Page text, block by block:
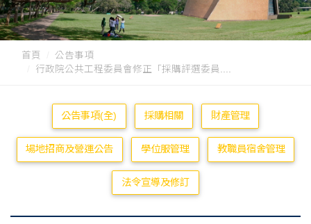
首頁
公告事項
行政院公共工程委員會修正「採購評選委員....
公告事項(全) 採購相關 財產管理
場地招商及營運公告 學位服管理 教職員宿舍管理
法令宣導及修訂